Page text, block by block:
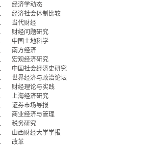
经济学动态
经济社会体制比较
当代财经
财经问题研究
中国土地科学
南方经济
宏观经济研究
中国社会经济史研究
世界经济与政治论坛
财经理论与实践
上海经济研究
证券市场导报
商业经济与管理
税务研究
山西财经大学学报
改革